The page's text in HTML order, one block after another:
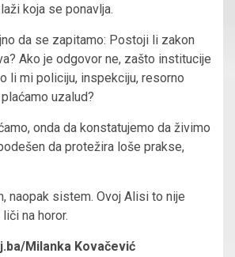
koja se ponavlja.
da se zapitamo: Postoji li zakon
Ako je odgovor ne, zašto institucije
li mi policiju, inspekciju, resorno
uzalud?
onda da konstatujemo da živimo
da protežira loše prakse,
naopak sistem. Ovoj Alisi to nije
na horor.
Milanka Kovačević